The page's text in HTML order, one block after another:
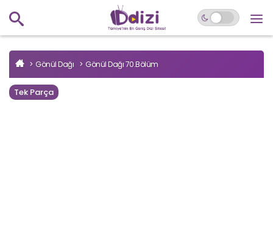
Gönül Dağı Gönül Dağı 70.Bölüm
Tek Parça